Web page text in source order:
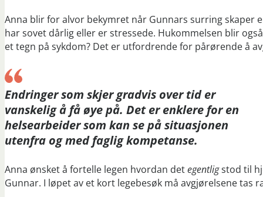
Anna blir for alvor bekymret når Gunnars surring skaper
har sovet dårlig eller er stressede. Hukommelsen blir
et tegn på sykdom? Det er utfordrende for pårørende å
Endringer som skjer gradvis over tid er
vanskelig å få øye på. Det er enklere for en
helsearbeider som kan se på situasjonen
utenfra og med faglig kompetanse.
Anna ønsket å fortelle legen hvordan detegentligstod til
Gunnar. I løpet av et kort legebesøk må avgjørelsene tas